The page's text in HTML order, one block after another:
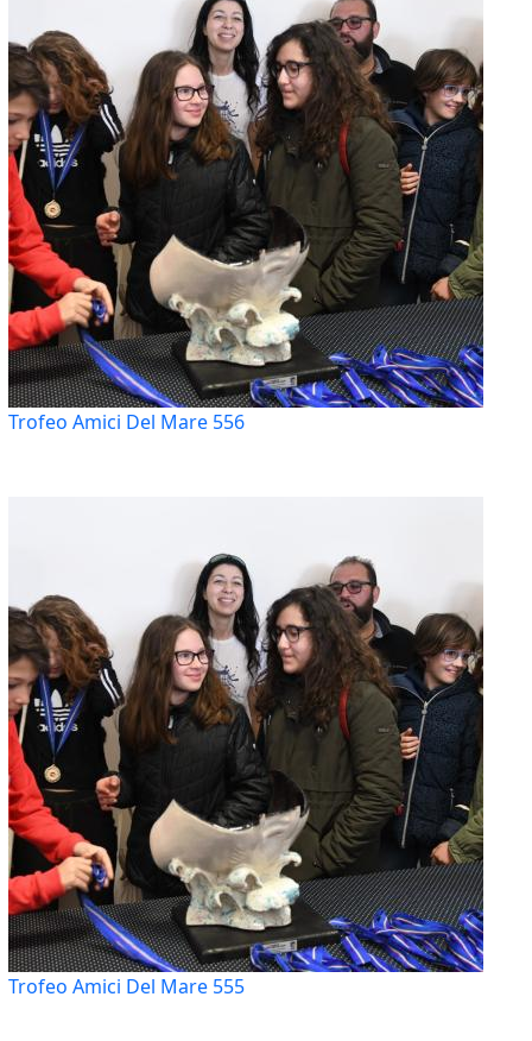
Trofeo Amici Del Mare 556
Trofeo Amici Del Mare 555